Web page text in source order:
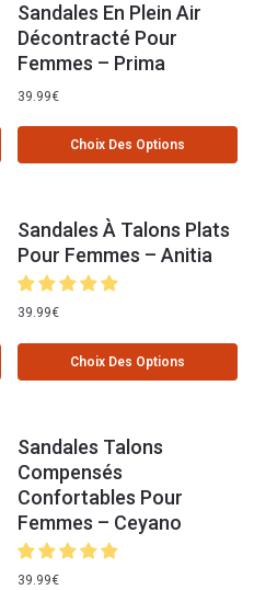
Sandales En Plein Air
Décontracté Pour
Femmes – Prima
39.99€
Choix Des Options
Sandales À Talons Plats
Pour Femmes – Anitia
39.99€
Choix Des Options
Sandales Talons
Compensés
Confortables Pour
Femmes – Ceyano
39.99€